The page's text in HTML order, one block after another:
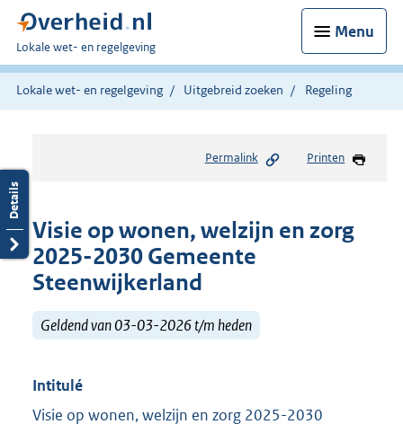
Menu
U
bent
hier:
Lokale wet- en regelgeving
Lokale wet- en regelgeving Uitgebreid zoeken Regeling
Permalink Printen
Visie op wonen, welzijn en zorg
2025-2030 Gemeente
Steenwijkerland
Geldend van 03-03-2026 t/m heden
Intitulé
Visie op wonen, welzijn en zorg 2025-2030